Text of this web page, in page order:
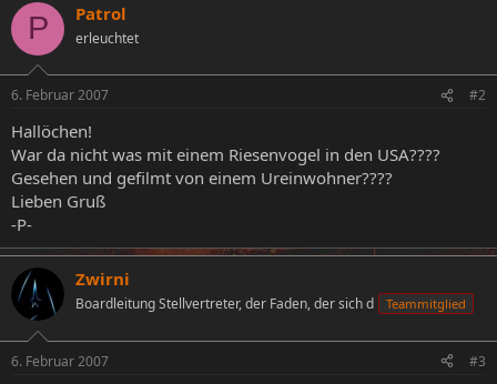
P Patrol
erleuchtet
6. Februar 2007 #2
Hallöchen!
War da nicht was mit einem Riesenvogel in den USA????
Gesehen und gefilmt von einem Ureinwohner????
Lieben Gruß
-P-
Zwirni
Boardleitung Stellvertreter, der Faden, der sich d Teammitglied
6. Februar 2007 #3